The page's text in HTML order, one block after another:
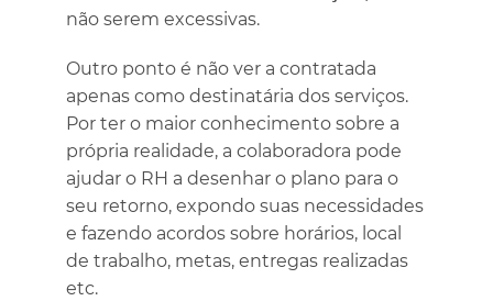
não serem excessivas.
Outro ponto é não ver a contratada
apenas como destinatária dos serviços.
Por ter o maior conhecimento sobre a
própria realidade, a colaboradora pode
ajudar o RH a desenhar o plano para o
seu retorno, expondo suas necessidades
e fazendo acordos sobre horários, local
de trabalho, metas, entregas realizadas
etc.